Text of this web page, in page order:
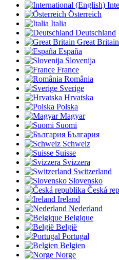
Österreich
Italia
Deutschland
Great Britain
España
Slovenija
France
România
Sverige
Hrvatska
Polska
Magyar
Suomi
България
Schweiz
Suisse
Svizzera
Switzerland
Slovensko
Česká
Ireland
Nederland
Belgique
België
Portugal
Belgien
Norge